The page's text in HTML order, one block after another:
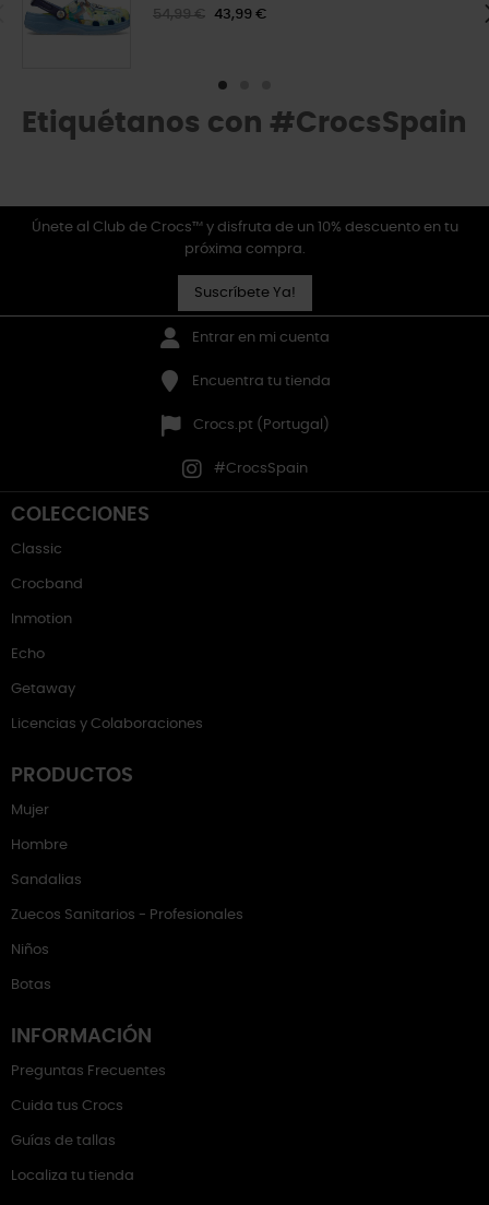
54,99 € 43,99 €
Etiquétanos con #CrocsSpain
Únete al Club de Crocs™ y disfruta de un 10% descuento en tu
próxima compra.
Suscríbete Ya!
Entrar en mi cuenta
Encuentra tu tienda
Crocs.pt (Portugal)
#CrocsSpain
COLECCIONES
Classic
Crocband
Inmotion
Echo
Getaway
Licencias y Colaboraciones
PRODUCTOS
Mujer
Hombre
Sandalias
Zuecos Sanitarios - Profesionales
Niños
Botas
INFORMACIÓN
Preguntas Frecuentes
Cuida tus Crocs
Guías de tallas
Localiza tu tienda